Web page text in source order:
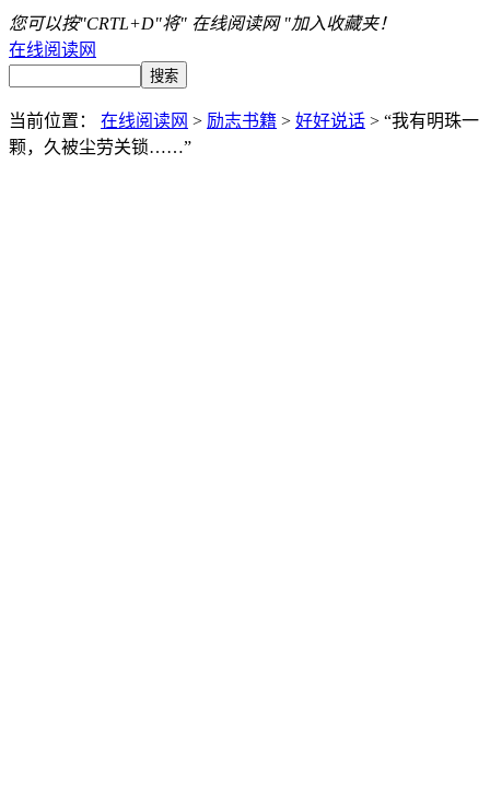
您可以按"CRTL+D"将" 在线阅读网 "加入收藏夹！
在线阅读网
当前位置： 在线阅读网 > 励志书籍 > 好好说话 > “我有明珠一
颗，久被尘劳关锁……”